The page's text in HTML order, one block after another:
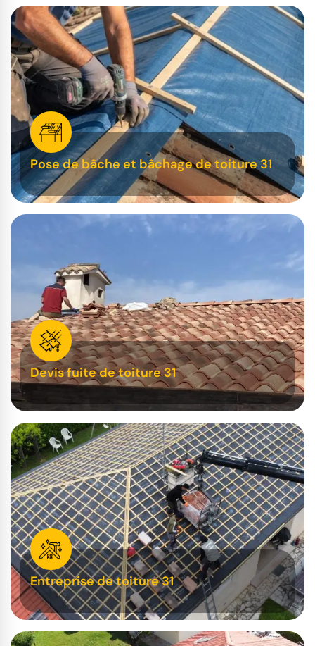
Pose de bâche et bâchage de toiture 31
Devis fuite de toiture 31
Entreprise de toiture 31